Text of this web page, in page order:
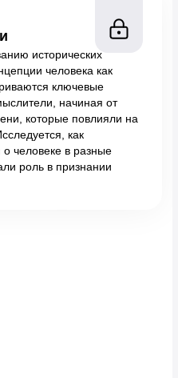
исторических
человека как
ключевые
начиная от
которые повлияли на
как
человеке в разные
роль в признании